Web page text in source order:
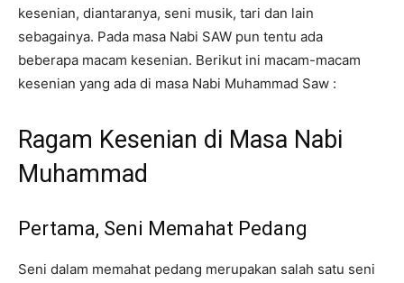
kesenian, diantaranya, seni musik, tari dan lain
sebagainya. Pada masa Nabi SAW pun tentu ada
beberapa macam kesenian. Berikut ini macam-macam
kesenian yang ada di masa Nabi Muhammad Saw :
Ragam Kesenian di Masa Nabi
Muhammad
Pertama, Seni Memahat Pedang
Seni dalam memahat pedang merupakan salah satu seni